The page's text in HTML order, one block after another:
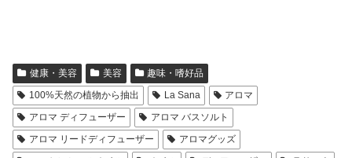
健康・美容 美容
趣味・嗜好品
100%天然の植物から抽出
La Sana
アロマ
アロマ ディフューザー
アロマ バスソルト
アロマ リードディフューザー
アロマグッズ